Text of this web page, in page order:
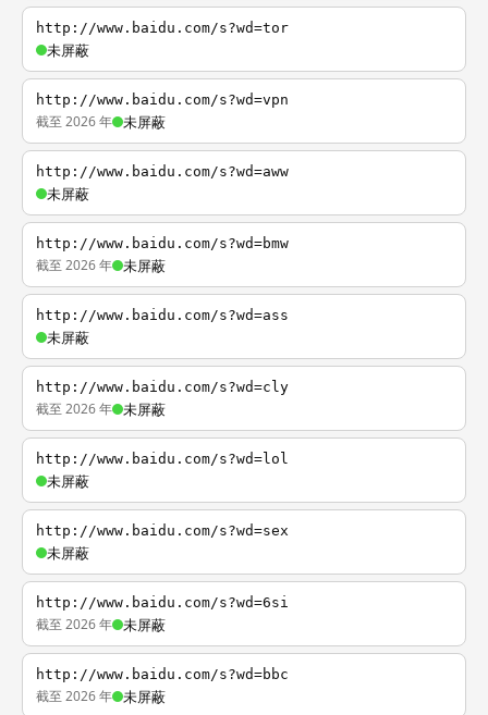
http://www.baidu.com/s?wd=tor
未屏蔽
http://www.baidu.com/s?wd=vpn
截至 2026 年 未屏蔽
http://www.baidu.com/s?wd=aww
未屏蔽
http://www.baidu.com/s?wd=bmw
截至 2026 年 未屏蔽
http://www.baidu.com/s?wd=ass
未屏蔽
http://www.baidu.com/s?wd=cly
截至 2026 年 未屏蔽
http://www.baidu.com/s?wd=lol
未屏蔽
http://www.baidu.com/s?wd=sex
未屏蔽
http://www.baidu.com/s?wd=6si
截至 2026 年 未屏蔽
http://www.baidu.com/s?wd=bbc
截至 2026 年 未屏蔽